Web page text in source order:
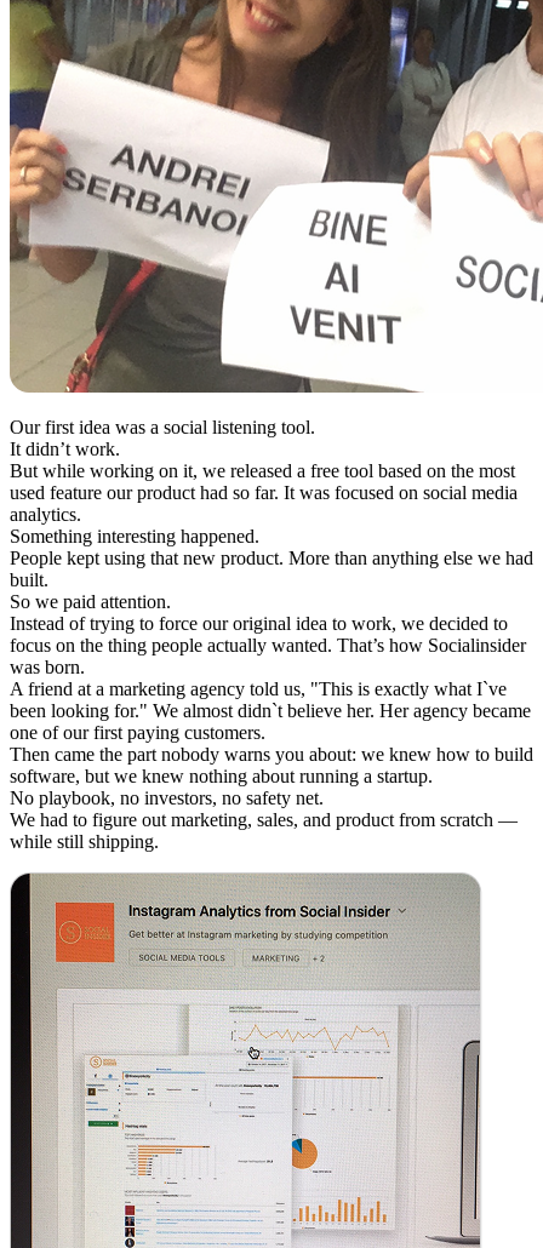
Our first idea was a social listening tool.
It didn’t work.
But while working on it, we released a free tool based on the most
used feature our product had so far. It was focused on social media
analytics.
Something interesting happened.
People kept using that new product. More than anything else we had
built.
So we paid attention.
Instead of trying to force our original idea to work, we decided to
focus on the thing people actually wanted. That’s how Socialinsider
was born.
A friend at a marketing agency told us, "This is exactly what I`ve
been looking for." We almost didn`t believe her. Her agency became
one of our first paying customers.
Then came the part nobody warns you about: we knew how to build
software, but we knew nothing about running a startup.
No playbook, no investors, no safety net.
We had to figure out marketing, sales, and product from scratch —
while still shipping.